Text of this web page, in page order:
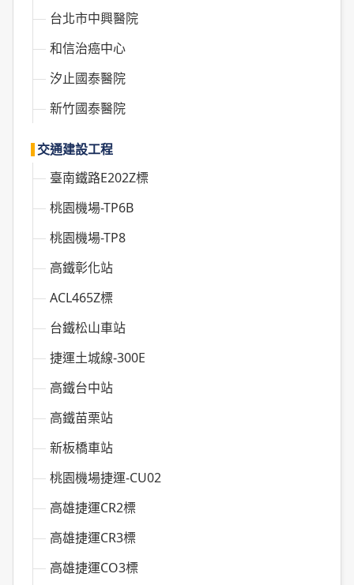
台北市中興醫院
和信治癌中心
汐止國泰醫院
新竹國泰醫院
交通建設工程
臺南鐵路E202Z標
桃園機場-TP6B
桃園機場-TP8
高鐵彰化站
ACL465Z標
台鐵松山車站
捷運土城線-300E
高鐵台中站
高鐵苗栗站
新板橋車站
桃園機場捷運-CU02
高雄捷運CR2標
高雄捷運CR3標
高雄捷運CO3標